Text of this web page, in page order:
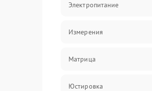
Электропитание
Измерения
Матрица
Юстировка